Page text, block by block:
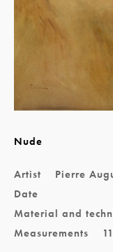
Nude
Artist
Pierre
Date
Material and
Measurements